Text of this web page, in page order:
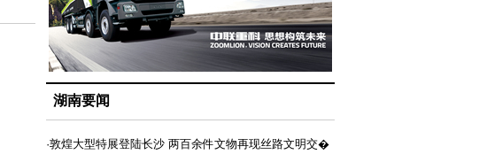
湖南要闻
·敦煌大型特展登陆长沙 两百余件文物再现丝路文明交�